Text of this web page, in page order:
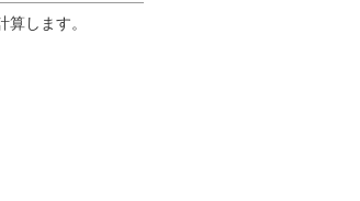
します。